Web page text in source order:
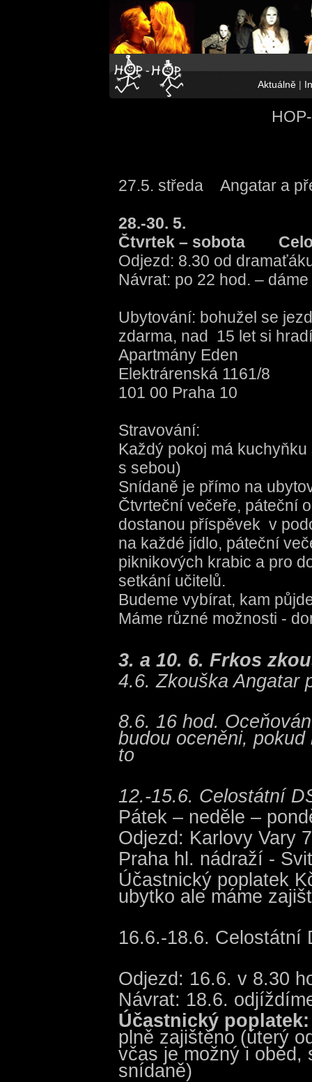
Aktuálně|
27.5. středa Angatar a
28.-30. 5.
Čtvrtek – sobota
Odjezd: 8.30 od
Návrat: po 22 hod. –
Ubytování: bohužel se
zdarma, nad 15 let si
Apartmány Eden
Elektrárenská 1161/8
101 00 Praha 10
Stravování:
Každý pokoj má
s sebou)
Snídaně je přímo na
Čtvrteční večeře, páteční
dostanou příspěvek v
na každé jídlo, páteční
piknikových krabic a pro
setkání učitelů.
Budeme vybírat, kam
Máme různé možnosti -
3. a 10. 6. Frkos
4.6. Zkouška Angatar
8.6. 16 hod.
budou oceněni,
to
12.-15.6. Celostátní
Pátek – neděle –
Odjezd: Karlovy Vary
Praha hl. nádraží -
Účastnický poplatek
ubytko ale máme
16.6.-18.6. Celostátní
Odjezd: 16.6. v 8.30
Návrat: 18.6.
Účastnický
plně zajištěno (úterý
včas je možný i oběd,
snídaně)